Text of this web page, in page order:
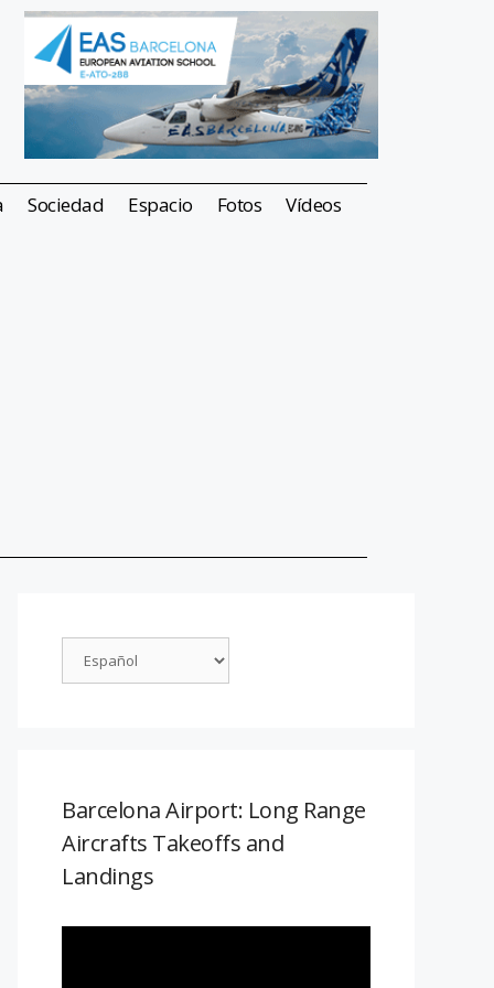
Sociedad Espacio Fotos Vídeos
Barcelona Airport: Long Range
Aircrafts Takeoffs and
Landings